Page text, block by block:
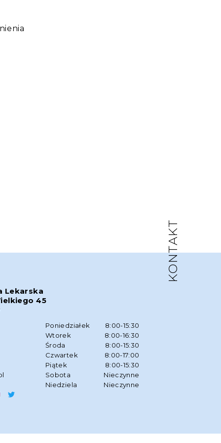
KONTAKT
Lekarska
45
Poniedziałek
8:00-15:30
Wtorek
8:00-16:30
Środa
8:00-15:30
Czwartek
8:00-17:00
Piątek
8:00-15:30
Sobota
Nieczynne
Niedziela
Nieczynne